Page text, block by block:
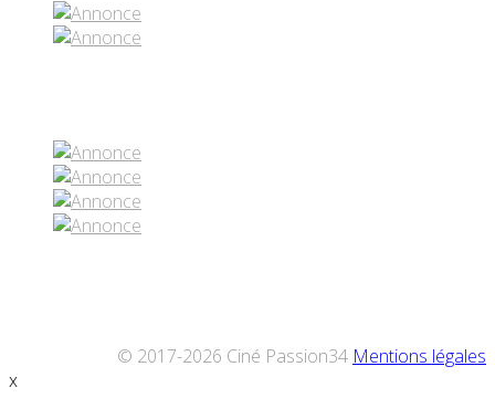
© 2017-2026 Ciné Passion34 Mentions légales
x